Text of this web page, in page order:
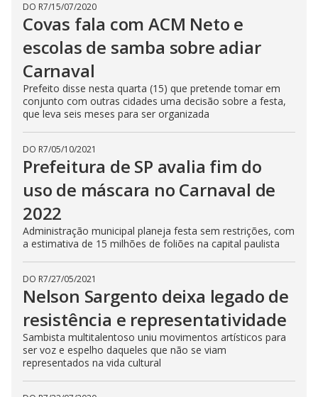
DO R7/15/07/2020
Covas fala com ACM Neto e
escolas de samba sobre adiar
Carnaval
Prefeito disse nesta quarta (15) que pretende tomar em
conjunto com outras cidades uma decisão sobre a festa,
que leva seis meses para ser organizada
DO R7/05/10/2021
Prefeitura de SP avalia fim do
uso de máscara no Carnaval de
2022
Administração municipal planeja festa sem restrições, com
a estimativa de 15 milhões de foliões na capital paulista
DO R7/27/05/2021
Nelson Sargento deixa legado de
resistência e representatividade
Sambista multitalentoso uniu movimentos artísticos para
ser voz e espelho daqueles que não se viam
representados na vida cultural